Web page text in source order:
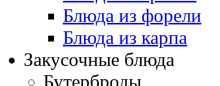
Блюда из форели
Блюда из карпа
Закусочные блюда
Бутерброды